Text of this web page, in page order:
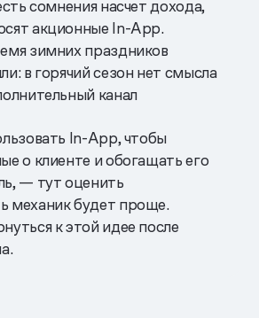
сомнения насчет дохода,
акционные In-App.
зимних праздников
в горячий сезон нет смысла
канал
In-App, чтобы
о клиенте и обогащать его
— тут оценить
механик будет проще.
к этой идее после